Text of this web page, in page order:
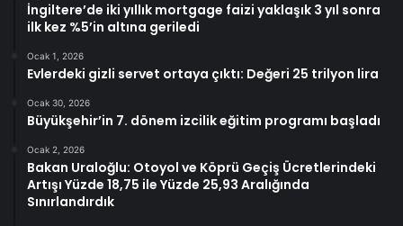
İngiltere’de iki yıllık mortgage faizi yaklaşık 3 yıl sonra
ilk kez %5’in altına geriledi
Ocak 1, 2026
Evlerdeki gizli servet ortaya çıktı: Değeri 25 trilyon lira
Ocak 30, 2026
Büyükşehir’in 7. dönem izcilik eğitim programı başladı
Ocak 2, 2026
Bakan Uraloğlu: Otoyol ve Köprü Geçiş Ücretlerindeki
Artışı Yüzde 18,75 ile Yüzde 25,93 Aralığında
Sınırlandırdık